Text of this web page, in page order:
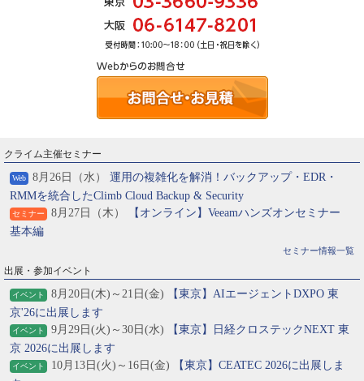
クライム主催セミナー
Web 8月26日（水） 運用の複雑化を解消！バックアップ・EDR・
RMMを統合したClimb Cloud Backup & Security
セミナー 8月27日（木）
【オンライン】Veeamハンズオンセミナー
基本編
セミナー情報一覧
出展・参加イベント
イベント 8月20日(木)～21日(金)
【東京】AIエージェントDXPO 東
京'26に出展します
イベント 9月29日(火)～30日(水)
【東京】日経クロステックNEXT 東
京 2026に出展します
イベント 10月13日(火)～16日(金)
【東京】CEATEC 2026に出展しま